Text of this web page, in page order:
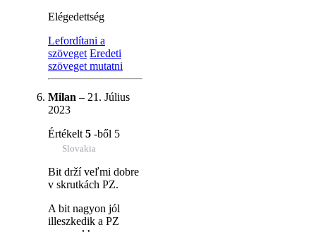
Elégedettség
Lefordítani a
szöveget Eredeti
szöveget mutatni
Milan – 21. Július
2023
Értékelt 5 -ből 5
Slovakia
Bit drží veľmi dobre
v skrutkách PZ.
A bit nagyon jól
illeszkedik a PZ